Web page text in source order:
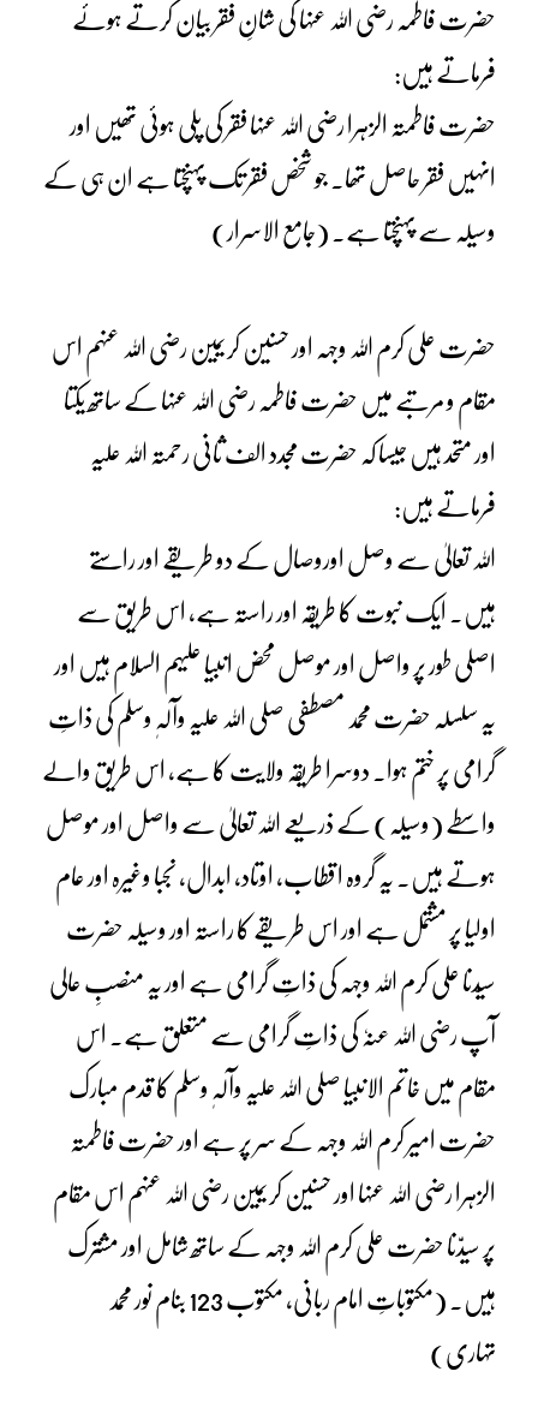
حضرت فاطمہ رضی اللہ عنہا کی شانِ فقر بیان کرتے ہوئے
فرماتے ہیں:
حضرت فاطمتہ الزہرا رضی اللہ عنہا فقر کی پلی ہوئی تھیں اور
انہیں فقر حاصل تھا۔ جو شخص فقر تک پہنچتا ہے ان ہی کے
وسیلہ سے پہنچتا ہے۔ (جامع الاسرار)
حضرت علی کرم اللہ وجہہ اور حسنین کریمین رضی اللہ عنہم اس
مقام و مرتبے میں حضرت فاطمہ رضی اللہ عنہا کے ساتھ یکتا
اور متحد ہیں جیسا کہ حضرت مجدد الف ثانی رحمتہ اللہ علیہ
فرماتے ہیں:
اللہ تعالیٰ سے وصل اوروصال کے دو طریقے اور راستے
ہیں۔ ایک نبوت کا طریقہ اور راستہ ہے، اس طریق سے
اصلی طور پر واصل اور موصل محض انبیا علیہم السلام ہیں اور
یہ سلسلہ حضرت محمد مصطفی صلی اللہ علیہ وآلہٖ وسلم کی ذاتِ
گرامی پر ختم ہوا۔ دوسرا طریقہ ولایت کا ہے، اس طریق والے
واسطے (وسیلہ) کے ذریعے اللہ تعالیٰ سے واصل اور موصل
ہوتے ہیں۔ یہ گروہ اقطاب، اوتاد، ابدال، نجبا وغیرہ اور عام
اولیا پر مشتمل ہے اور اس طریقے کا راستہ اور وسیلہ حضرت
سیّدنا علی کرم اللہ وجہہ کی ذاتِ گرامی ہے اور یہ منصبِ عالی
آپ رضی اللہ عنہٗ کی ذاتِ گرامی سے متعلق ہے۔ اس
مقام میں خاتم الانبیا صلی اللہ علیہ وآلہٖ وسلم کا قدم مبارک
حضرت امیر کرم اللہ وجہہ کے سر پر ہے اور حضرت فاطمتہ
الزہرا رضی اللہ عنہا اور حسنین کریمین رضی اللہ عنہم اس مقام
پر سیدّنا حضرت علی کرم اللہ وجہہ کے ساتھ شامل اور مشترک
ہیں۔ (مکتوباتِ امام ربانی، مکتوب 123 بنام نور محمد
تہاری)